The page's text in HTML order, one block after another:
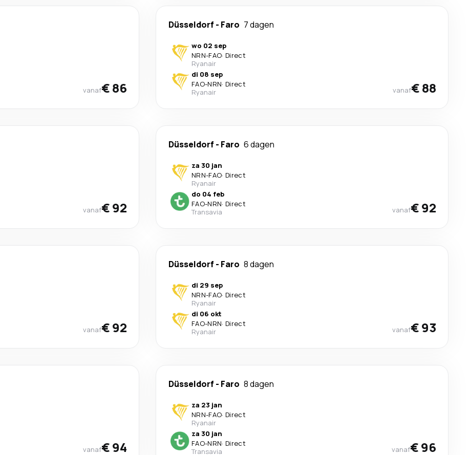
vanaf€ 86
Düsseldorf - Faro 7 dagen
wo 02 sep
NRN-FAO· Direct
Ryanair
di 08 sep
FAO-NRN· Direct
Ryanair
vanaf€ 88
vanaf€ 92
Düsseldorf - Faro 6 dagen
za 30 jan
NRN-FAO· Direct
Ryanair
do 04 feb
FAO-NRN· Direct
Transavia
vanaf€ 92
vanaf€ 92
Düsseldorf - Faro 8 dagen
di 29 sep
NRN-FAO· Direct
Ryanair
di 06 okt
FAO-NRN· Direct
Ryanair
vanaf€ 93
vanaf€ 94
Düsseldorf - Faro 8 dagen
za 23 jan
NRN-FAO· Direct
Ryanair
za 30 jan
FAO-NRN· Direct
Transavia
vanaf€ 96